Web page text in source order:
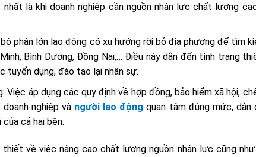
là khi doanh nghiệp cần nguồn nhân lực chất lượng
phận lớn lao động có xu hướng rời bỏ địa phương để tìm
Bình Dương, Đồng Nai,… Điều này dẫn đến tình trạng
tuyển dụng, đào tạo lại nhân sự.
Việc áp dụng các quy định về hợp đồng, bảo hiểm xã hội,
nghiệp và người lao động quan tâm đúng mức, dẫn
cả hai bên.
về việc nâng cao chất lượng nguồn nhân lực cũng